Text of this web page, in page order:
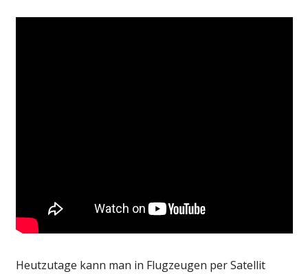
Heutzutage kann man in Flugzeugen per Satellit